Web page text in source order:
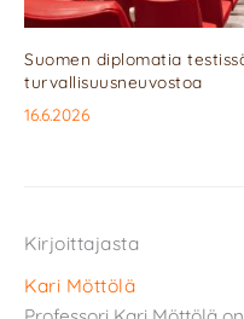
Suomen diplomatia
turvallisuusneuvostoa
16.6.2026
Kirjoittajasta
Kari Möttölä